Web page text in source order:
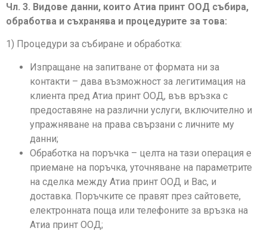
Чл. 3. Видове данни, които Атиа принт ООД събира,
обработва и съхранява и процедурите за това:
1) Процедури за събиране и обработка:
Изпращане на запитване от формата ни за
контакти – дава възможност за легитимация на
клиента пред Атиа принт ООД, във връзка с
предоставяне на различни услуги, включително и
упражняване на права свързани с личните му
данни;
Обработка на поръчка – целта на тази операция е
приемане на поръчка, уточняване на параметрите
на сделка между Атиа принт ООД и Вас, и
доставка. Поръчките се правят през сайтовете,
електронната поща или телефоните за връзка на
Атиа принт ООД;